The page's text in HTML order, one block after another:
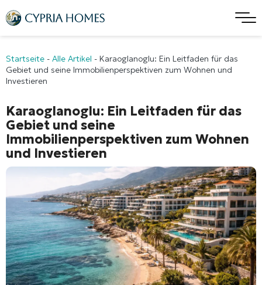
Startseite - Alle Artikel - Karaoglanoglu: Ein Leitfaden für das
Gebiet und seine Immobilienperspektiven zum Wohnen und
Investieren
Karaoglanoglu: Ein Leitfaden für das
Gebiet und seine
Immobilienperspektiven zum Wohnen
und Investieren